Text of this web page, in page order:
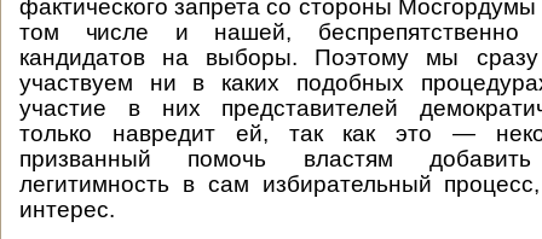
фактического запрета со стороны
том числе и нашей, беспрепятственно
кандидатов на выборы. Поэтому мы
участвуем ни в каких подобных
участие в них представителей
только навредит ей, так как это —
призванный помочь властям
легитимность в сам избирательный
интерес.